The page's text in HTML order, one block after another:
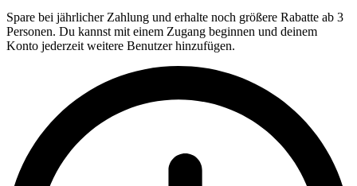
Spare bei jährlicher Zahlung und erhalte noch größere Rabatte ab 3
Personen. Du kannst mit einem Zugang beginnen und deinem
Konto jederzeit weitere Benutzer hinzufügen.